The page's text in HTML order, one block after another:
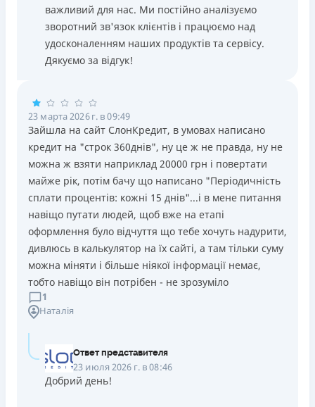
важливий для нас. Ми постійно аналізуємо
зворотний зв'язок клієнтів і працюємо над
удосконаленням наших продуктів та сервісу.
Дякуємо за відгук!
23 марта 2026 г. в 09:49
Зайшла на сайт СлонКредит, в умовах написано
кредит на "строк 360днів", ну це ж не правда, ну не
можна ж взяти наприклад 20000 грн і повертати
майже рік, потім бачу що написано "Періодичність
сплати процентів: кожні 15 днів"...і в мене питання
навіщо путати людей, щоб вже на етапі
оформлення було відчуття що тебе хочуть надурити,
дивлюсь в калькулятор на їх сайті, а там тільки суму
можна міняти і більше ніякої інформації немає,
тобто навіщо він потрібен - не зрозуміло
1
Наталія
Ответ представителя
23 июля 2026 г. в 08:46
Добрий день!